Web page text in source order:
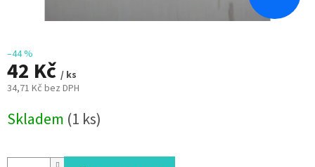
–44 %
42 Kč / ks
34,71 Kč bez DPH
cena:
Skladem (1 ks)